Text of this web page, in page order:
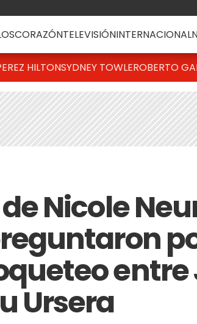
CORAZÓNTELEVISIÓNINTERNACIONAL
HILTONSYDNEY TOWLEROBERTO
Nicole
Ursera